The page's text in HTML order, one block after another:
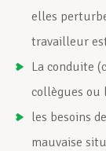
elles
travailleur
La conduite
collègues ou
les besoins
mauvaise